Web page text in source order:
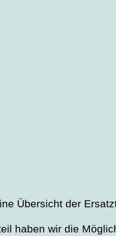
Übersicht der
haben wir die